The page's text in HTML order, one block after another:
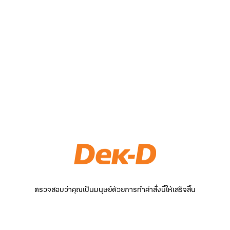
ตรวจสอบว่าคุณเป็นมนุษย์ด้วยการทำคำสั่งนี้ให้เสร็จสิ้น